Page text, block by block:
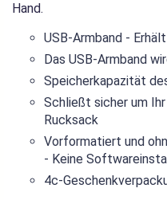
Hand.
USB-Armband -
Das USB-Armband
Speicherkapazität
Schließt sicher um
Rucksack
Vorformatiert und
- Keine
4c-